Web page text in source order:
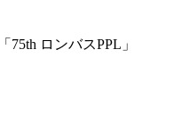
ロンバスPPL」